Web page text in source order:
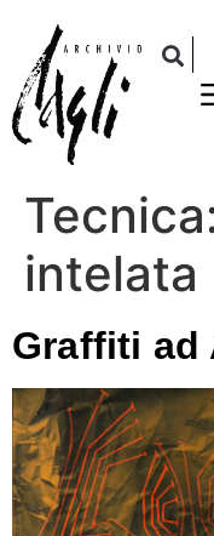
intelata
Graffiti ad